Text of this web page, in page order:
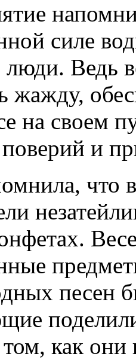
силе
люди. Ведь
жажду,
на своем
и
что
том, как